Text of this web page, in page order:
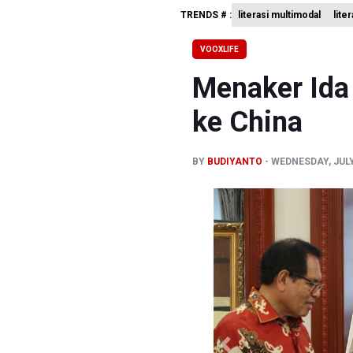
Polisi
TRENDS # : literasi multimodal
VOOXLIFE
Menaker
ke China
BY BUDIYANTO WEDNESDAY,